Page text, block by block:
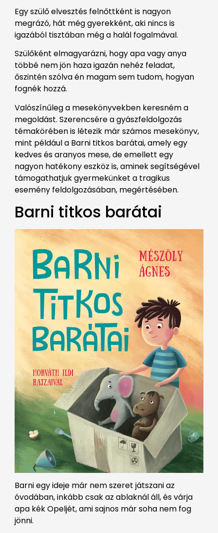
Egy szülő elvesztés felnőttként is nagyon
megrázó, hát még gyerekként, aki nincs is
igazából tisztában még a halál fogalmával.
Szülőként elmagyarázni, hogy apa vagy anya
többé nem jön haza igazán nehéz feladat,
őszintén szólva én magam sem tudom, hogyan
fognék hozzá.
Valószínűleg a mesekönyvekben keresném a
megoldást. Szerencsére a gyászfeldolgozás
témakörében is létezik már számos mesekönyv,
mint például a Barni titkos barátai, amely egy
kedves és aranyos mese, de emellett egy
nagyon hatékony eszköz is, aminek segítségével
támogathatjuk gyermekünket a tragikus
esemény feldolgozásában, megértésében.
Barni titkos barátai
Barni egy ideje már nem szeret játszani az
óvodában, inkább csak az ablaknál áll, és várja
apa kék Opeljét, ami sajnos már soha nem fog
jönni.